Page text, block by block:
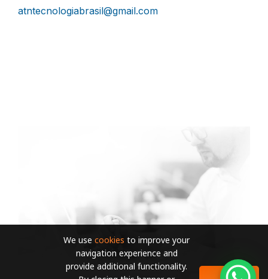
We use cookies to improve your
navigation experience and
provide additional functionality.
OK
atntecnologiabrasil@gmail.com